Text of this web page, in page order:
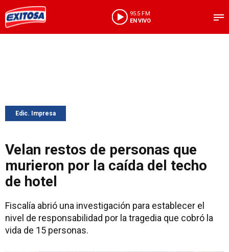
95.5 FM
EN VIVO
Edic. Impresa
Velan restos de personas que
murieron por la caída del techo
de hotel
Fiscalía abrió una investigación para establecer el
nivel de responsabilidad por la tragedia que cobró la
vida de 15 personas.